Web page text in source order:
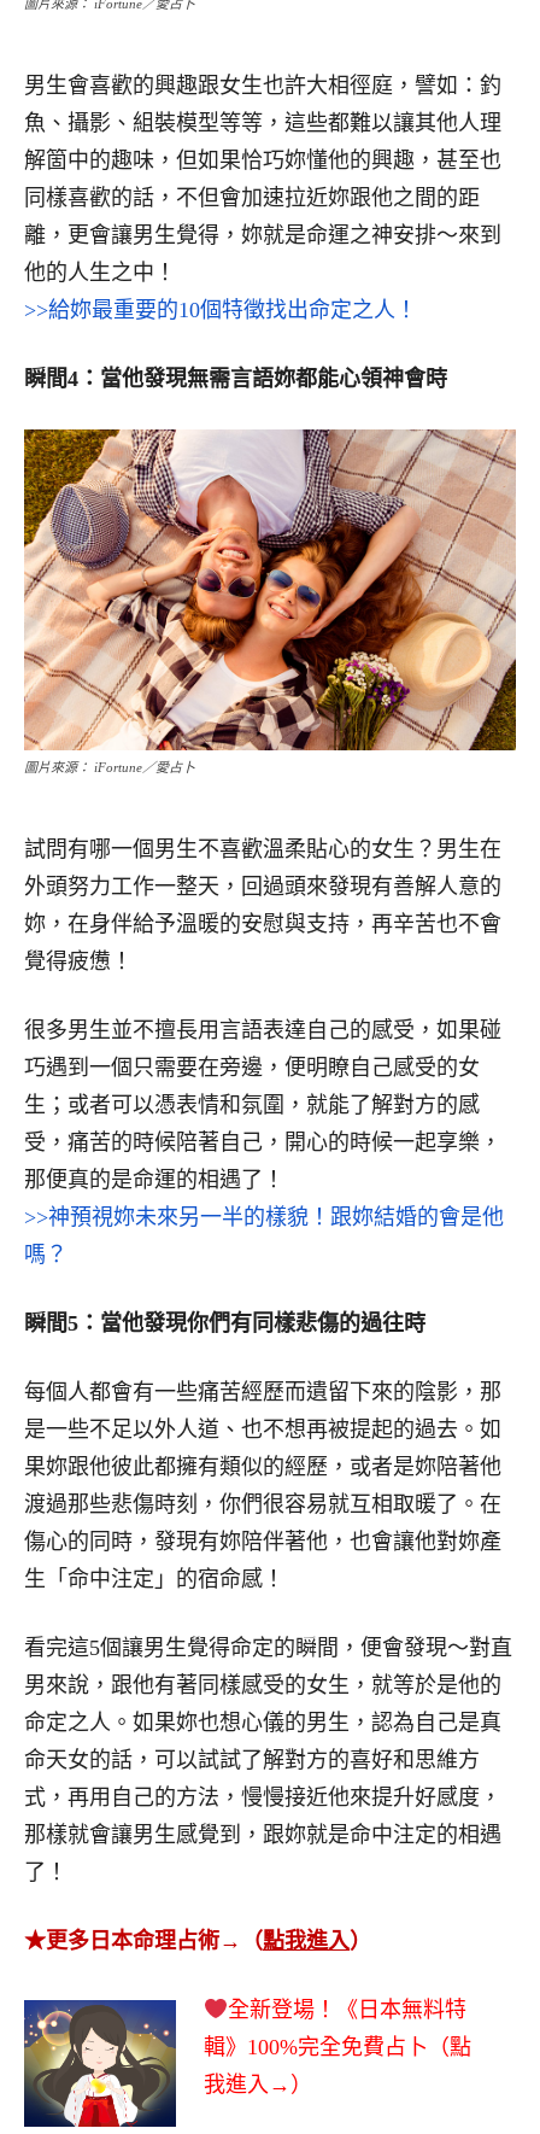
圖片來源： iFortune／愛占卜
男生會喜歡的興趣跟女生也許大相徑庭，譬如：釣
魚、攝影、組裝模型等等，這些都難以讓其他人理
解箇中的趣味，但如果恰巧妳懂他的興趣，甚至也
同樣喜歡的話，不但會加速拉近妳跟他之間的距
離，更會讓男生覺得，妳就是命運之神安排～來到
他的人生之中！
>>給妳最重要的10個特徵找出命定之人！
瞬間4：當他發現無需言語妳都能心領神會時
圖片來源： iFortune／愛占卜
試問有哪一個男生不喜歡溫柔貼心的女生？男生在
外頭努力工作一整天，回過頭來發現有善解人意的
妳，在身伴給予溫暖的安慰與支持，再辛苦也不會
覺得疲憊！
很多男生並不擅長用言語表達自己的感受，如果碰
巧遇到一個只需要在旁邊，便明瞭自己感受的女
生；或者可以憑表情和氛圍，就能了解對方的感
受，痛苦的時候陪著自己，開心的時候一起享樂，
那便真的是命運的相遇了！
>>神預視妳未來另一半的樣貌！跟妳結婚的會是他
嗎？
瞬間5 ：當他發現你們有同樣悲傷的過往時
每個人都會有一些痛苦經歷而遺留下來的陰影，那
是一些不足以外人道、也不想再被提起的過去。如
果妳跟他彼此都擁有類似的經歷，或者是妳陪著他
渡過那些悲傷時刻，你們很容易就互相取暖了。在
傷心的同時，發現有妳陪伴著他，也會讓他對妳產
生「命中注定」的宿命感！
看完這5個讓男生覺得命定的瞬間，便會發現～對直
男來說，跟他有著同樣感受的女生，就等於是他的
命定之人。如果妳也想心儀的男生，認為自己是真
命天女的話，可以試試了解對方的喜好和思維方
式，再用自己的方法，慢慢接近他來提升好感度，
那樣就會讓男生感覺到，跟妳就是命中注定的相遇
了！
★更多日本命理占術→（點我進入）
全新登場！《日本無料特
輯》100%完全免費占卜（點
我進入→）